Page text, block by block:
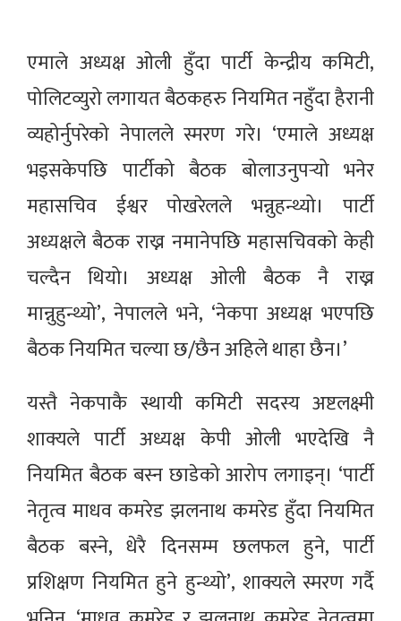
एमाले अध्यक्ष ओली हुँदा पार्टी केन्द्रीय कमिटी,
पोलिटव्युरो लगायत बैठकहरु नियमित नहुँदा हैरानी
व्यहोर्नुपरेको नेपालले स्मरण गरे। ‘एमाले अध्यक्ष
भइसकेपछि पार्टीको बैठक बोलाउनुपर्‍यो भनेर
महासचिव ईश्वर पोखरेलले भन्नुहन्थ्यो। पार्टी
अध्यक्षले बैठक राख्न नमानेपछि महासचिवको केही
चल्दैन थियो। अध्यक्ष ओली बैठक नै राख्न
मान्नुहुन्थ्यो’, नेपालले भने, ‘नेकपा अध्यक्ष भएपछि
बैठक नियमित चल्या छ/छैन अहिले थाहा छैन।’
यस्तै नेकपाकै स्थायी कमिटी सदस्य अष्टलक्ष्मी
शाक्यले पार्टी अध्यक्ष केपी ओली भएदेखि नै
नियमित बैठक बस्न छाडेको आरोप लगाइन्। ‘पार्टी
नेतृत्व माधव कमरेड झलनाथ कमरेड हुँदा नियमित
बैठक बस्ने, धेरै दिनसम्म छलफल हुने, पार्टी
प्रशिक्षण नियमित हुने हुन्थ्यो’, शाक्यले स्मरण गर्दै